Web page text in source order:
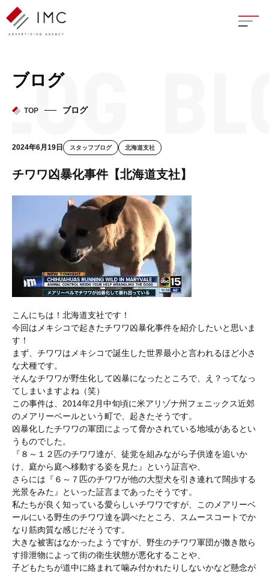
座談
ブログ
TOP ブログ
2024年6月19日 スタッフブログ 北海道支社
チワワ凶暴化事件【北海道支社】
こんにちは！北海道支社です！
今回はメキシコで起きたチワワ凶暴化事件を紹介したいと思いま
す！
まず、チワワはメキシコで誕生した世界最小と言われるほど小さ
な犬種です。
そんなチワワが野生化して凶暴になったところで、え？ってなっ
てしまいますよね（笑）
この事件は、2014年2月中旬頃に米アリゾナ州フェニックス近郊
のメアリーベールという町で、起きたそうです。
凶暴化したチワワの軍団によって脅かされている地域があるとい
うものでした。
『８～１２匹のチワワ達が、徒党を組みながら子供達を追いか
け、庭から庭へ移動する姿を見た』という証言や、
さらには『６～７匹のチワワが他の大型犬を引き連れて闊歩する
光景をみた』といった証言まであったそうです。
私たちが良く知っている愛らしいチワワですが、このメアリーベ
ールにいる野生のチワワ達を調べたところ、スムースコートでか
なり筋肉質な感じだそうです。
大きな被害はなかったようですが、野生のチワワ軍団が撒き散ら
す排泄物によって街の衛生状態が悪化することや、
子どもたちが道中に絡まれて噛み付かれたりしないかなど懸念が